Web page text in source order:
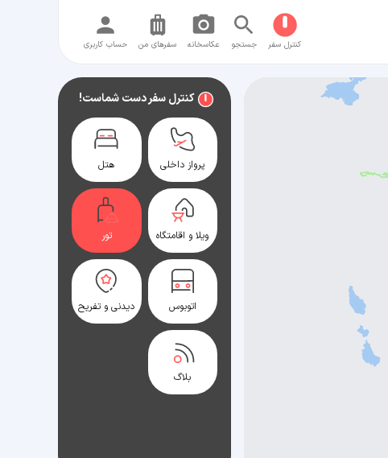
کنترل سفر جستجو عکاسخانه سفر‌های من حساب کاربری
کنترل سفر دست شماست!
پرواز داخلی هتل
ویلا و اقامتگاه تور
اتوبوس دیدنی و تفریح
بلاگ